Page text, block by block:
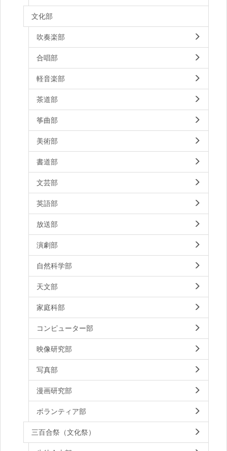
文化部
吹奏楽部
合唱部
軽音楽部
茶道部
筝曲部
美術部
書道部
文芸部
英語部
放送部
演劇部
自然科学部
天文部
家庭科部
コンピューター部
映像研究部
写真部
漫画研究部
ボランティア部
三百合祭（文化祭）